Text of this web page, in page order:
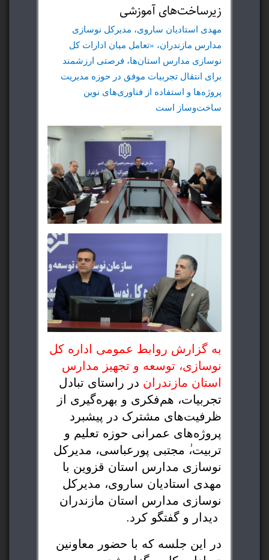
زیرساخت‌های آموزشی
مهدی استادیان ساروی، مدیرکل نوسازی
مدارس مازندران، «تعامل میان ادارات کل
نوسازی مدارس استان‌ها، فرصتی ارزشمند
برای انتقال تجربیات موفق در حوزه مدیریت
پروژه‌ها و استفاده از فناوری‌های نوین
ساخت‌وساز است
به گزارش روابط عمومی اداره کل
نوسازی، توسعه و تجهیز مدارس
استان مازندران در راستای تبادل
تجربیات، هم‌فکری و بهره‌گیری از
ظرفیت‌های مشترک در پیشبرد
پروژه‌های عمرانی حوزه تعلیم و
تربیت،ٰ مجتبی پورعباسی، مدیرکل
نوسازی مدارس استان قزوین با
مهدی استادیان ساروی، مدیرکل
نوسازی مدارس استان مازندران
دیدار و گفتگو کرد.
در این جلسه که با حضور معاونین